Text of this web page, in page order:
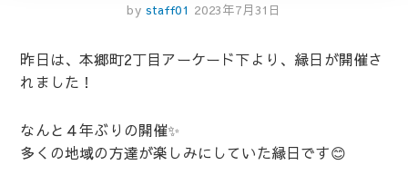
by staff01 2023年7月31日
昨日は、本郷町2丁目アーケード下より、縁日が開催さ
れました！
なんと４年ぶりの開催✨
多くの地域の方達が楽しみにしていた縁日です😊